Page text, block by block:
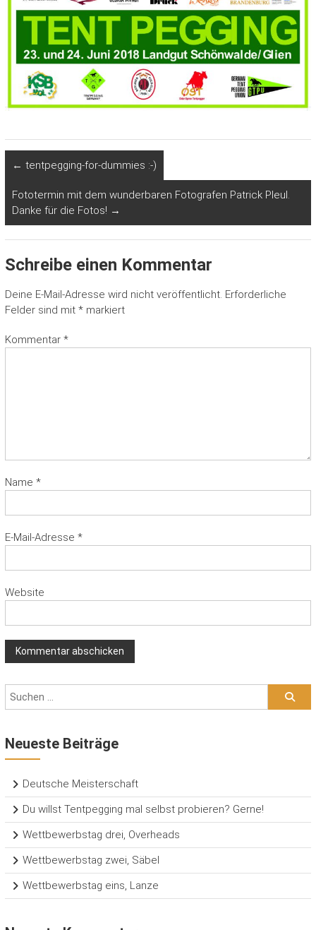
← tentpegging-for-dummies :-)
Fototermin mit dem wunderbaren Fotografen Patrick Pleul.
Danke für die Fotos! →
Schreibe einen Kommentar
Deine E-Mail-Adresse wird nicht veröffentlicht. Erforderliche
Felder sind mit *markiert
Kommentar *
Name *
E-Mail-Adresse *
Website
Neueste Beiträge
Deutsche Meisterschaft
Du willst Tentpegging mal selbst probieren? Gerne!
Wettbewerbstag drei, Overheads
Wettbewerbstag zwei, Säbel
Wettbewerbstag eins, Lanze